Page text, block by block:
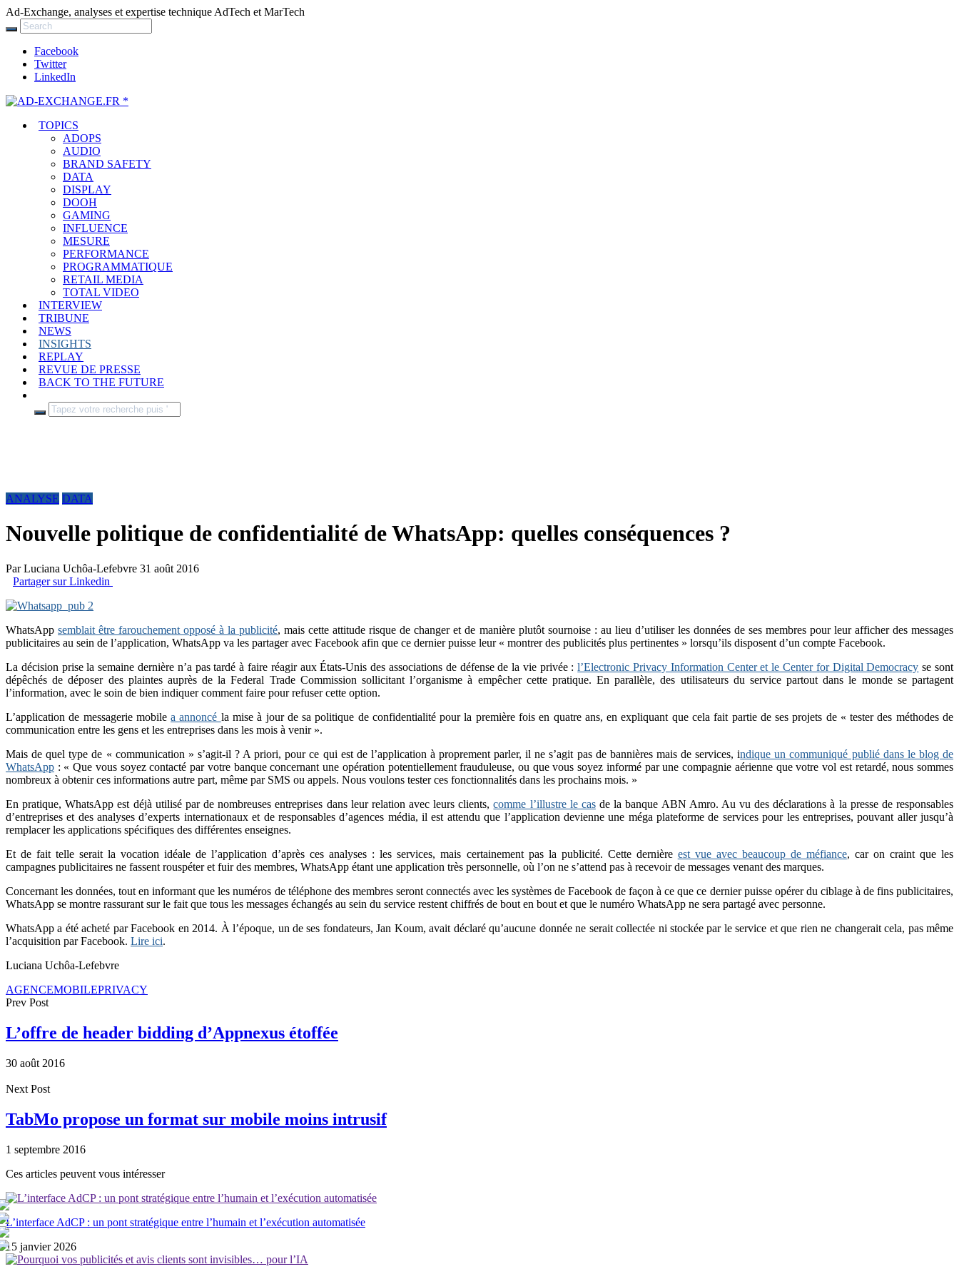
Ad-Exchange, analyses et expertise technique AdTech et MarTech
Facebook
Twitter
LinkedIn
TOPICS
ADOPS
AUDIO
BRAND SAFETY
DATA
DISPLAY
DOOH
GAMING
INFLUENCE
MESURE
PERFORMANCE
PROGRAMMATIQUE
RETAIL MEDIA
TOTAL VIDEO
INTERVIEW
TRIBUNE
NEWS
INSIGHTS
REPLAY
REVUE DE PRESSE
BACK TO THE FUTURE
ANALYSE DATA
Nouvelle politique de confidentialité de WhatsApp: quelles conséquences ?
ParLuciana Uchôa-Lefebvre 31 août 2016
Partager sur Linkedin
WhatsAppsemblait être farouchement opposé à la publicité, mais cette attitude risque de changer et de manière plutôt sournoise : au lieu d’utiliser les données de ses membres pour leur afficher des messages
publicitaires au sein de l’application, WhatsApp va les partager avec Facebook afin que ce dernier puisse leur « montrer des publicités plus pertinentes » lorsqu’ils disposent d’un compte Facebook.
La décision prise la semaine dernière n’a pas tardé à faire réagir aux États-Unis des associations de défense de la vie privée :l’Electronic Privacy Information Center et le Center for Digital Democracy se sont
dépêchés de déposer des plaintes auprès de la Federal Trade Commission sollicitant l’organisme à empêcher cette pratique. En parallèle, des utilisateurs du service partout dans le monde se partagent
l’information, avec le soin de bien indiquer comment faire pour refuser cette option.
L’application de messagerie mobilea annoncé la mise à jour de sa politique de confidentialité pour la première fois en quatre ans, en expliquant que cela fait partie de ses projets de « tester des méthodes de
communication entre les gens et les entreprises dans les mois à venir ».
Mais de quel type de « communication » s’agit-il ? A priori, pour ce qui est de l’application à proprement parler, il ne s’agit pas de bannières mais de services, indique un communiqué publié dans le blog de
WhatsApp : « Que vous soyez contacté par votre banque concernant une opération potentiellement frauduleuse, ou que vous soyez informé par une compagnie aérienne que votre vol est retardé, nous sommes
nombreux à obtenir ces informations autre part, même par SMS ou appels. Nous voulons tester ces fonctionnalités dans les prochains mois. »
En pratique, WhatsApp est déjà utilisé par de nombreuses entreprises dans leur relation avec leurs clients,comme l’illustre le casde la banque ABN Amro. Au vu des déclarations à la presse de responsables
d’entreprises et des analyses d’experts internationaux et de responsables d’agences média, il est attendu que l’application devienne une méga plateforme de services pour les entreprises, pouvant aller jusqu’à
remplacer les applications spécifiques des différentes enseignes.
Et de fait telle serait la vocation idéale de l’application d’après ces analyses : les services, mais certainement pas la publicité. Cette dernière est vue avec beaucoup de méfiance, car on craint que les
campagnes publicitaires ne fassent rouspéter et fuir des membres, WhatsApp étant une application très personnelle, où l’on ne s’attend pas à recevoir de messages venant des marques.
Concernant les données, tout en informant que les numéros de téléphone des membres seront connectés avec les systèmes de Facebook de façon à ce que ce dernier puisse opérer du ciblage à de fins publicitaires,
WhatsApp se montre rassurant sur le fait que tous les messages échangés au sein du service restent chiffrés de bout en bout et que le numéro WhatsApp ne sera partagé avec personne.
WhatsApp a été acheté par Facebook en 2014. À l’époque, un de ses fondateurs, Jan Koum, avait déclaré qu’aucune donnée ne serait collectée ni stockée par le service et que rien ne changerait cela, pas même
l’acquisition par Facebook. Lire ici.
Luciana Uchôa-Lefebvre
AGENCEMOBILEPRIVACY
Prev Post
L’offre de header bidding d’Appnexus étoffée
30 août 2016
Next Post
TabMo propose un format sur mobile moins intrusif
1 septembre 2016
Ces articles peuvent vous intéresser
L’interface AdCP : un pont stratégique entre l’humain et l’exécution automatisée
15 janvier 2026